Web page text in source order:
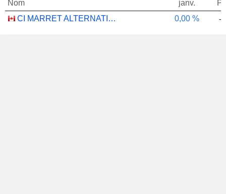
Nom
janv.
CI MARRET ALTERNATIVE ABSOLUTE RETURN BOND ETF - CAD
0,00 % -